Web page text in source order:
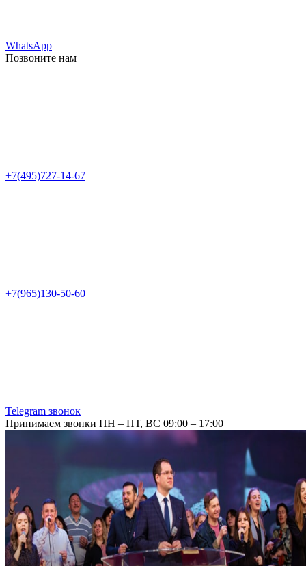
WhatsApp
Позвоните нам
+7(495)727-14-67
+7(965)130-50-60
Telegram звонок
Принимаем звонки ПН – ПТ, ВС 09:00 – 17:00